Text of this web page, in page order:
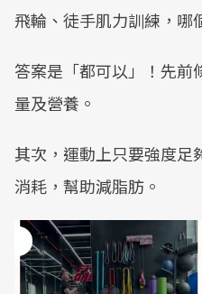
飛輪、徒手肌力訓練，哪
答案是「都可以」！先前
量及營養。
其次，運動上只要強度足
消耗，幫助減脂肪。